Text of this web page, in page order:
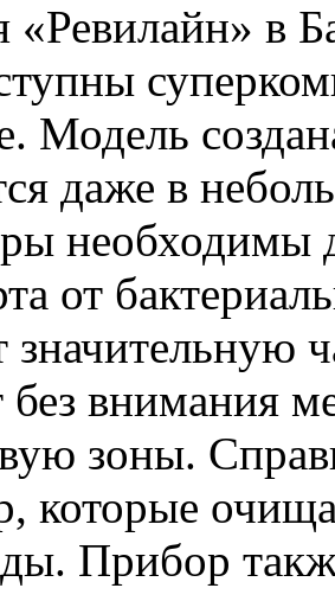
в
Модель
даже в
необходимы
от
значительную
без внимания
зоны.
которые
Прибор